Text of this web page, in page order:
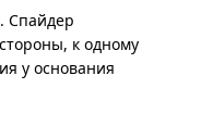
Спайдер
к одному
у основания